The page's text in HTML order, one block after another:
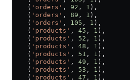
    (
'orders' , 92 , 1 ),
    (
'orders' , 89 , 1 ),
    (
'orders' , 105 , 1 ),
    (
'products' , 45 , 1 ),
    (
'products' , 52 , 1 ),
    (
'products' , 48 , 1 ),
    (
'products' , 51 , 1 ),
    (
'products' , 49 , 1 ),
    (
'products' , 53 , 1 ),
    (
'products' , 47 , 1 ),